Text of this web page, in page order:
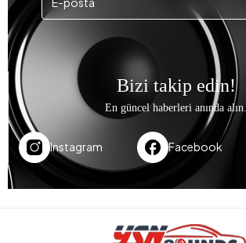
Bizi takip edin!
En güncel haberleri anında alın.
Instagram Facebook